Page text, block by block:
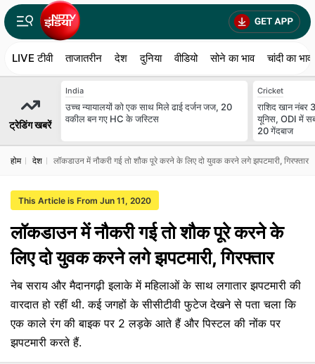
LIVE टीवी ताजातरीन देश दुनिया वीडियो सोने का भाव चांदी का भाव
ट्रेडिंग खबरें
India
उच्च न्यायालयों को एक साथ मिले ढाई दर्जन जज, 20
वकील बन गए HC के जस्टिस
Cricket
राशिद खान
यूनिस, ODI में
20 गेंदबाज
होम देश लॉकडाउन में नौकरी गई तो शौक पूरे करने के लिए दो युवक करने लगे झपटमारी, गिरफ्तार
This Article is From Jun 11, 2020
लॉकडाउन में नौकरी गई तो शौक पूरे करने के
लिए दो युवक करने लगे झपटमारी, गिरफ्तार
नेब सराय और मैदानगढ़ी इलाके में महिलाओं के साथ लगातार झपटमारी की
वारदात हो रहीं थी. कई जगहों के सीसीटीवी फुटेज देखने से पता चला कि
एक काले रंग की बाइक पर 2 लड़के आते हैं और पिस्टल की नोंक पर
झपटमारी करते हैं.